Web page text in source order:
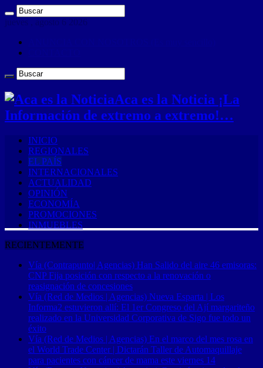
jueves , agosto 6 2026
Aca es la Noticia ¡La
Información de extremo a extremo!…
INICIO
REGIONALES
EL PAÍS
INTERNACIONALES
ACTUALIDAD
OPINIÓN
ECONOMÍA
PROMOCIONES
INMUEBLES
RECIENTEMENTE
Vía (Contrapunto| Agencias) Han Salido del aire 46 emisoras:
CNP Fija posición con respecto a la renovación o
reasignación de concesiones
Vía (Red de Medios | Agencias) Nueva Esparta | Los
Informa2 estuvieron allí: El 1er Congreso del Ají margariteño
realizado en la Universidad Corporativa de Sigo fue todo un
éxito
Vía (Red de Medios | Agencias) En el marco del mes rosa en
el World Trade Center | Dictarán Taller de Automaquillaje
para pacientes con cáncer de mama este viernes 14